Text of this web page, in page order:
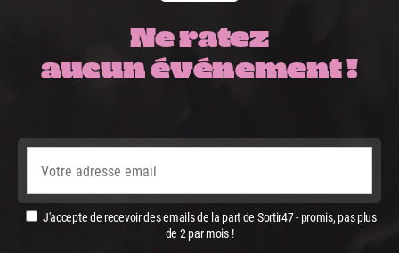
Ne ratez
aucun événement !
J'accepte de recevoir des emails de la part de Sortir47 - promis, pas plus
de 2 par mois !